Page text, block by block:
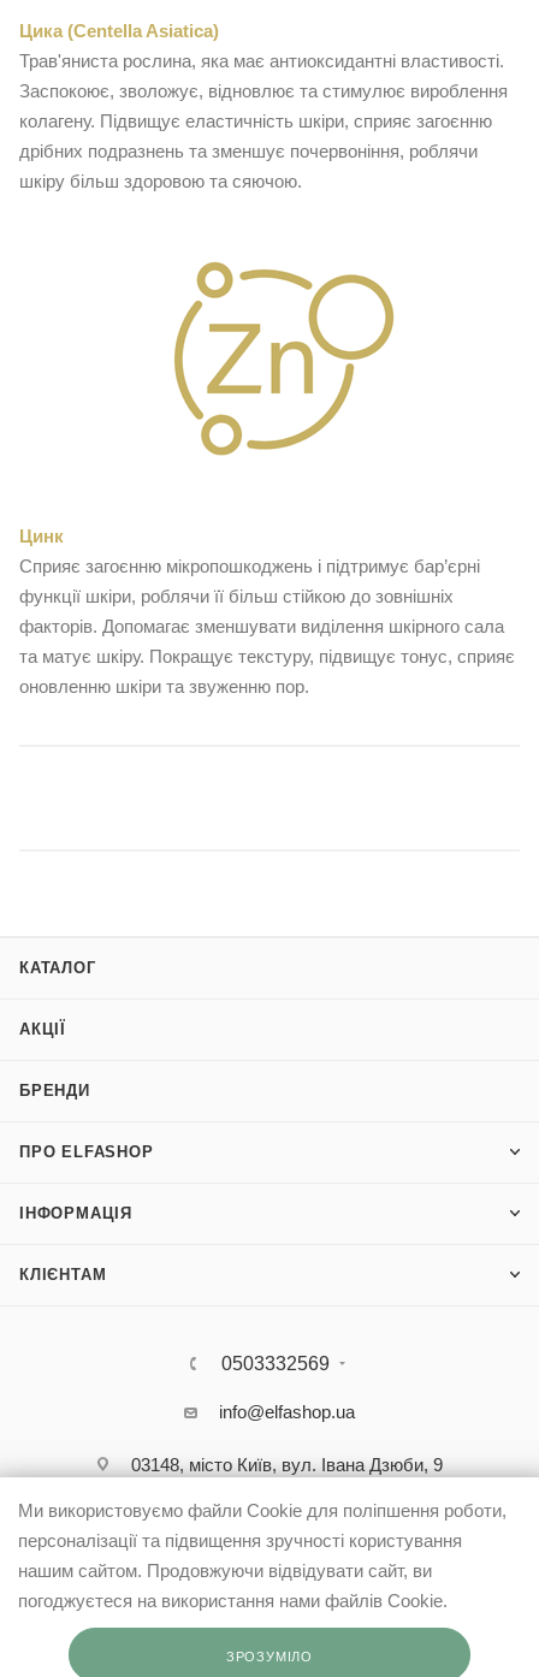
Цика (Centella Asiatica)
Трав'яниста рослина, яка має антиоксидантні властивості.
Заспокоює, зволожує, відновлює та стимулює вироблення
колагену. Підвищує еластичність шкіри, сприяє загоєнню
дрібних подразнень та зменшує почервоніння, роблячи
шкіру більш здоровою та сяючою.
Цинк
Cприяє загоєнню мікропошкоджень і підтримує бар’єрні
функції шкіри, роблячи її більш стійкою до зовнішніх
факторів. Допомагає зменшувати виділення шкірного сала
та матує шкіру. Покращує текстуру, підвищує тонус, сприяє
оновленню шкіри та звуженню пор.
КАТАЛОГ
АКЦІЇ
БРЕНДИ
ПРО ELFASHOP
ІНФОРМАЦІЯ
КЛІЄНТАМ
0503332569
info@elfashop.ua
03148, місто Київ, вул. Івана Дзюби, 9
Ми використовуємо файли Cookie для поліпшення роботи,
персоналізації та підвищення зручності користування
нашим сайтом. Продовжуючи відвідувати сайт, ви
погоджуєтеся на використання нами файлів Cookie.
ЗРОЗУМІЛО